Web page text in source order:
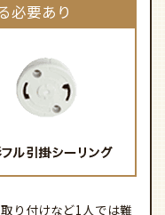
必要あり
り付けなど1人では難